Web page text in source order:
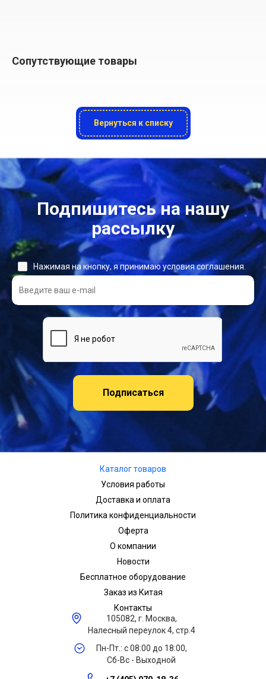
Сопутствующие товары
Вернуться к списку
Подпишитесь на нашу
рассылку
Подписаться
Нажимая на кнопку, я принимаю условия соглашения.
Каталог товаров
Условия работы
Доставка и оплата
Политика конфиденциальности
Оферта
О компании
Новости
Бесплатное оборудование
Заказ из Китая
Контакты
105082, г. Москва,
Налесный переулок 4, стр.4
Пн-Пт.: с 08:00 до 18:00,
Сб-Вс - Выходной